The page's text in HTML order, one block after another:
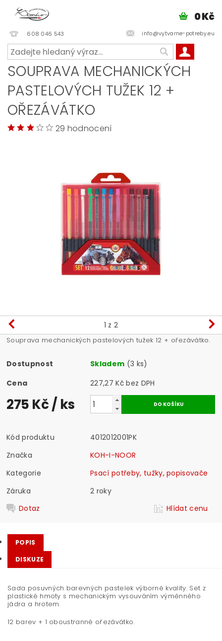
608 046 543 info@vytvarne-potreby.eu
0 Kč
SOUPRAVA MECHANICKÝCH
PASTELOVÝCH TUŽEK 12 +
OŘEZÁVÁTKO
29 hodnocení
1 z 2
Souprava mechanických pastelových tužek 12 + ořezávátko.
Dostupnost Skladem (3 ks)
Cena
227,27 Kč bez DPH
275 Kč/ ks
Kód produktu
4012012001PK
Značka
KOH-I-NOOR
Kategorie
Psací potřeby, tužky, popisovače
Záruka
2 roky
Dotaz
Hlídat cenu
POPIS
DISKUZE
Sada posuvných barevných pastelek výborné kvality. Set z
plastické hmoty s mechanickým vysouváním výměnného
jádra a hrotem.
12 barev + 1 oboustranné ořezávátko.